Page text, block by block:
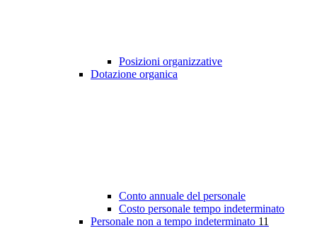
Posizioni organizzative
Dotazione organica
Conto annuale del personale
Costo personale tempo indeterminato
Personale non a tempo indeterminato 11